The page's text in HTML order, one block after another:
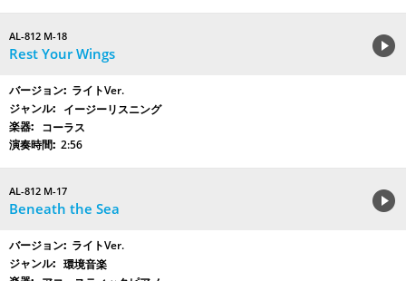
AL-812 M-18
Rest Your Wings
ライトVer.
イージーリスニング
コーラス
2:56
AL-812 M-17
Beneath the Sea
ライトVer.
環境音楽